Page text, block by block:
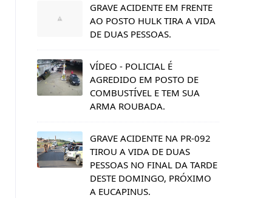
GRAVE ACIDENTE EM FRENTE
AO POSTO HULK TIRA A VIDA
DE DUAS PESSOAS.
VÍDEO - POLICIAL É
AGREDIDO EM POSTO DE
COMBUSTÍVEL E TEM SUA
ARMA ROUBADA.
GRAVE ACIDENTE NA PR-092
TIROU A VIDA DE DUAS
PESSOAS NO FINAL DA TARDE
DESTE DOMINGO, PRÓXIMO
A EUCAPINUS.